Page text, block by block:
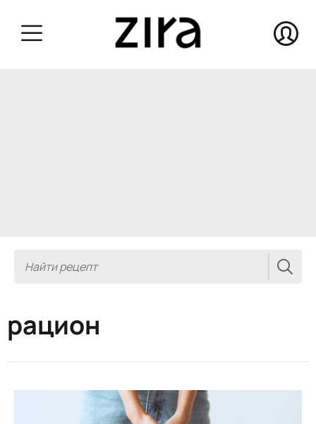
рацион